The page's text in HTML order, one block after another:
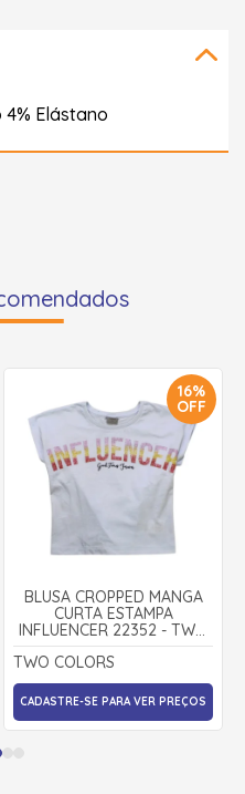
4% Elástano
16%
OFF
BLUSA CROPPED MANGA
CURTA ESTAMPA
INFLUENCER 22352 - TWO
COLORS
TWO COLORS
CADASTRE-SE PARA VER PREÇOS